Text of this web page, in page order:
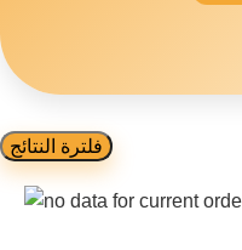
فلترة النتائج